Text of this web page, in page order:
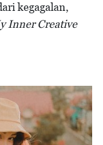
kegagalan,
Inner Creative